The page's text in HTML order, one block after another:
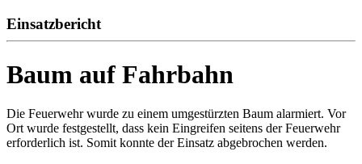
Einsatzbericht
Baum auf Fahrbahn
Die Feuerwehr wurde zu einem umgestürzten Baum alarmiert. Vor
Ort wurde festgestellt, dass kein Eingreifen seitens der Feuerwehr
erforderlich ist. Somit konnte der Einsatz abgebrochen werden.